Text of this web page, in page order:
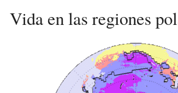
Vida en las regiones